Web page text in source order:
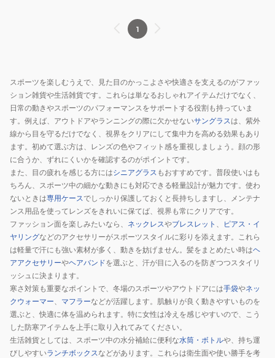
1
スポーツを楽しむうえで、見た目のかっこよさや快適さを支えるのがファッ
ション雑貨や生活雑貨です。これらは単なるおしゃれアイテムだけでなく、
日常の動きやスポーツのパフォーマンスをサポートする役割も持っていま
す。例えば、アウトドアやランニングの際に欠かせないサングラスは、紫外
線から目を守るだけでなく、視界をクリアにして集中力を高める効果もあり
ます。初めて選ぶ方は、レンズの色やフィット感を重視しましょう。顔の形
に合うか、ずれにくいかを確認するのがポイントです。
また、目の疲れを感じる方にはシニアグラス もおすすめです。普段使いはも
ちろん、スポーツ中の細かな動きにも対応できる軽量設計が魅力です。使わ
ないときは専用ケースでしっかり保護しておくと長持ちしますし、メンテナ
ンス用品を使ってレンズをきれいに保てば、視界も常にクリアです。
ファッション面を楽しみたいなら、 ネックレスやブレスレット 、
ピアス・イ
ヤリングなどのアクセサリーがスポーツスタイルに彩りを添えます。これら
は軽量で汗にも強い素材が多く、動きを妨げません。髪をまとめたい時はヘ
アアクセサリーやヘアバンドを選ぶと、汗が目に入るのを防ぎつつスタイリ
ッシュに決まります。
寒さ対策も重要なポイントで、冬場のスポーツやアウトドアには手袋やネッ
クウォーマー、 マフラーなどが活躍します。肌触りが良く動きやすいものを
選ぶと、快適に体を温められます。特に女性は冷えを感じやすいので、こう
した防寒アイテムを上手に取り入れてみてください。
生活雑貨としては、スポーツ中の水分補給に便利な水筒・ボトルや、持ち運
びしやすいランチボックスなどがあります。これらは衛生面や使い勝手を考